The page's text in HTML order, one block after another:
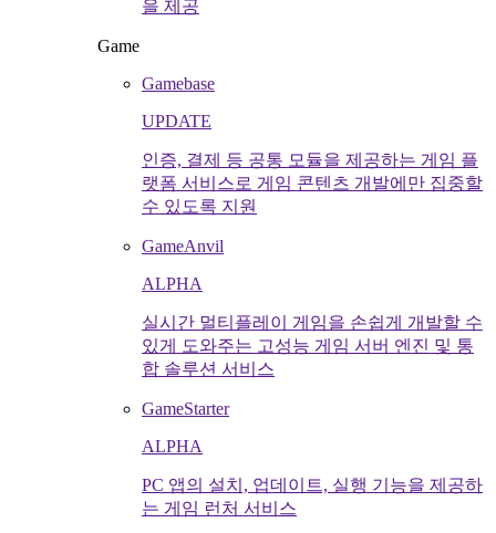
을 제공
Game
Gamebase
UPDATE
인증, 결제 등 공통 모듈을 제공하는 게임 플
랫폼 서비스로 게임 콘텐츠 개발에만 집중할
수 있도록 지원
GameAnvil
ALPHA
실시간 멀티플레이 게임을 손쉽게 개발할 수
있게 도와주는 고성능 게임 서버 엔진 및 통
합 솔루션 서비스
GameStarter
ALPHA
PC 앱의 설치, 업데이트, 실행 기능을 제공하
는 게임 런처 서비스